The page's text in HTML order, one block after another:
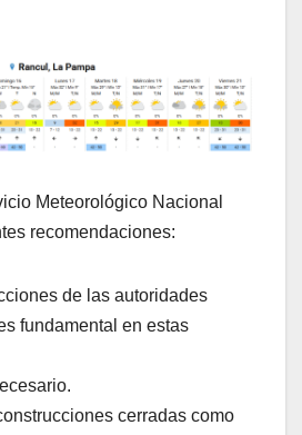
Meteorológico Nacional
recomendaciones:
de las autoridades
fundamental en estas
cerradas como